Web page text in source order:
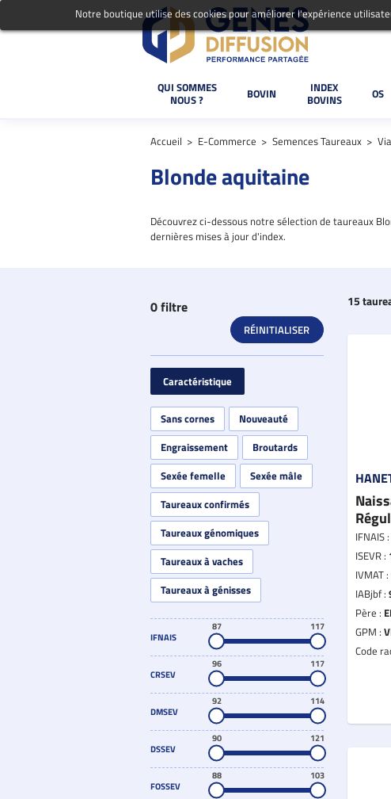
QUI SOMMES
NOUS ?
BOVIN
INDEX
BOVINS
OS
Accueil E-Commerce Semences Taureaux
Blonde aquitaine
Découvrez ci-dessous notre sélection de taureaux
dernières mises à jour d'index.
0 filtre
RÉINITIALISER
Caractéristique
Sans cornes
Nouveauté
Engraissement
Broutards
Sexée femelle
Sexée mâle
Taureaux confirmés
Taureaux génomiques
Taureaux à vaches
Taureaux à génisses
IFNAIS
87 117
CRSEV
96 117
DMSEV
92 114
DSSEV
90 121
FOSSEV
88 103
15
IFNAIS :
ISEVR :
IVMAT :
IABjbf :
Père :
GPM :
Code
Notre boutique utilise des cookies pour améliorer l'expérience